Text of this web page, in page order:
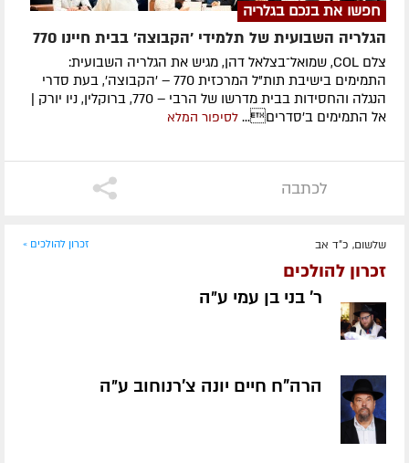
חפשו את בנכם בגלריה
הגלריה השבועית של תלמידי 'הקבוצה' בבית חיינו 770
צלם COL, שמואל־בצלאל דהן, מגיש את הגלריה השבועית:
התמימים בישיבת תות"ל המרכזית 770 – 'הקבוצה', בעת סדרי
הנגלה והחסידות בבית מדרשו של הרבי – 770, ברוקלין, ניו יורק |
אל התמימים ב'סדרים... לסיפור המלא
לכתבה
שלשום, כ"ד אב זכרון להולכים »
זכרון להולכים
ר' בני בן עמי ע״ה
הרה"ח חיים יונה צ'רנוחוב ע״ה